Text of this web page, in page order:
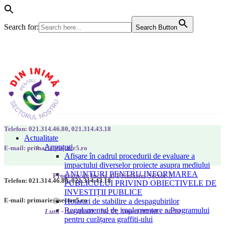
Search for: Search Button
Actualitate
Anunțuri
Afișare în cadrul procedurii de evaluare a
impactului diverselor proiecte asupra mediului
ANUNȚURI PENTRU INFORMAREA
PUBLICULUI PRIVIND OBIECTIVELE DE
INVESTIȚII PUBLICE
Hotarari de stabilire a despagubirilor
Regulamentul de implementare a Programului
pentru curățarea graffiti-ului
Telefon: 021.314.46.80, 021.314.43.18
E-mail: primarie@sector5.ro
Program de lucru al Primăriei Sector 5
Luni - Joi 08:00 - 16:30; Vineri 08:00 - 14:00
Telefon: 021.314.46.80, 021.314.43.18
E-mail: primarie@sector5.ro